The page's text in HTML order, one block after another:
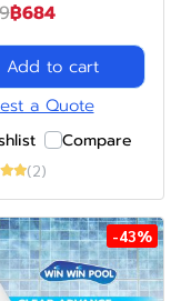
฿684
Add to cart
a Quote
Compare
(2)
-43%